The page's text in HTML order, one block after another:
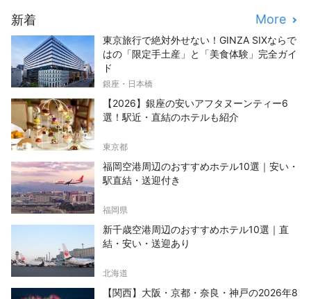
新着 More
東京旅行で絶対外せない！GINZA SIXならで
はの「限定手土産」と「美食体験」完全ガイ
ド
銀座・日本橋
【2026】銀座の安いアフタヌーンティー6
選！駅近・直結のホテルも紹介
東京都
福岡空港周辺のおすすめホテル10選｜安い・
駅直結・送迎付き
福岡県
新千歳空港周辺のおすすめホテル10選｜直
結・安い・送迎あり
北海道
【関西】大阪・京都・奈良・神戸の2026年8